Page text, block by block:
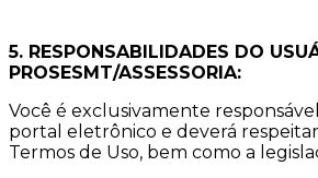
5. RESPONSABILIDADES DO
PROSESMT/ASSESSORIA:
Você é exclusivamente
portal eletrônico e deverá
Termos de Uso, bem como a